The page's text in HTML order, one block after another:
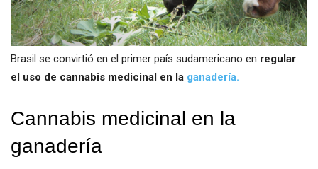
Brasil se convirtió en el primer país sudamericano en regular
el uso de cannabis medicinal en la ganadería.
Cannabis medicinal en la
ganadería